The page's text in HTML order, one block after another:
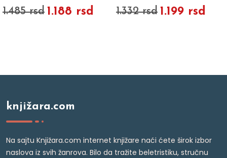
1.485 rsd 1.188 rsd 1.332 rsd 1.199 rsd
knjižara.com
Na sajtu Knjižara.com internet knjižare naći ćete širok izbor
naslova iz svih žanrova. Bilo da tražite beletristiku, stručnu